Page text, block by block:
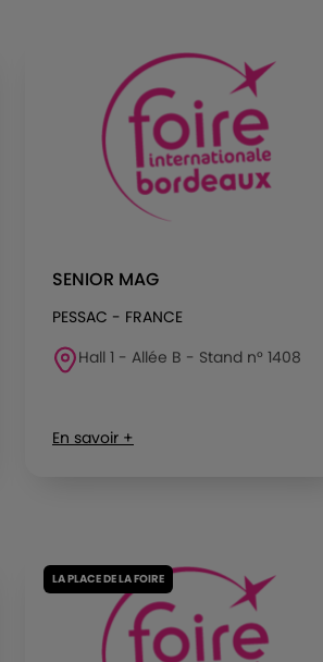
SENIOR MAG
PESSAC - FRANCE
Hall 1 - Allée B - Stand n° 1408
En savoir +
LA PLACE DE LA FOIRE